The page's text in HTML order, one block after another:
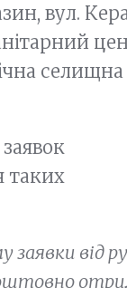
вул.
таких
заявки від